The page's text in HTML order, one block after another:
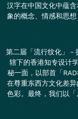
汉字在中国文化中蕴
象的概念、情感和思
第二届「流行纹化」－
辖下的香港知专设计
秘一面，以部首「
在尊重东西方文化差
色彩。最终，我们以